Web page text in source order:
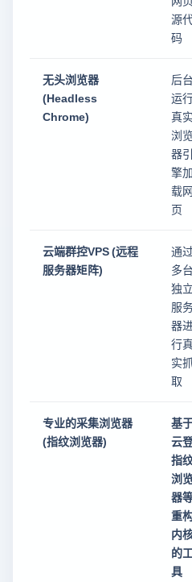
源
码
无头浏览器
(Headless
Chrome)
后台
运
真实
浏览
器引
擎加
载网
页
云端群控VPS (远程
服务器矩阵)
通过
多台
独立
服
器
行
实抓
取
专业的采集浏览器
(指纹浏览器)
基
云
指
浏
器
重
内
的
具